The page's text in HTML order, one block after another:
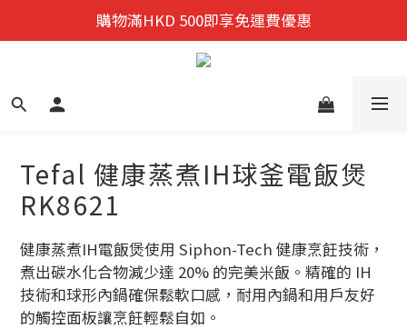
迎新禮遇:  新會員首次購物 尊享全單9折優惠!
購物滿HKD 500即享免運費優惠
迎新禮遇:  新會員首次購物 尊享全單9折優惠!
Tefal 健康蒸煮IH球釜電飯煲
RK8621
健康蒸煮IH電飯煲使用 Siphon-Tech 健康烹飪技術，
煮出碳水化合物減少達 20% 的完美米飯。精確的 IH
技術和球形內鍋確保鬆軟口感，耐用內鍋和用戶友好
的觸控面板讓烹飪輕鬆自如。